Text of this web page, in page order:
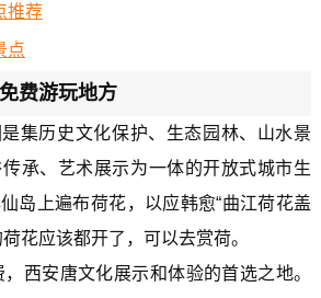
推荐
点
费游玩地方
集历史文化保护、生态园林、山水景
承、艺术展示为一体的开放式城市生
岛上遍布荷花，以应韩愈“曲江荷花盖
花应该都开了，可以去赏荷。
西安唐文化展示和体验的首选之地。